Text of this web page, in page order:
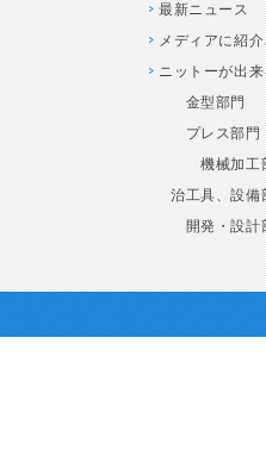
最新ニュース
メディアに紹
ニットーが出
金型部門
プレス部門
機械加工
治工具、設備
開発・設計